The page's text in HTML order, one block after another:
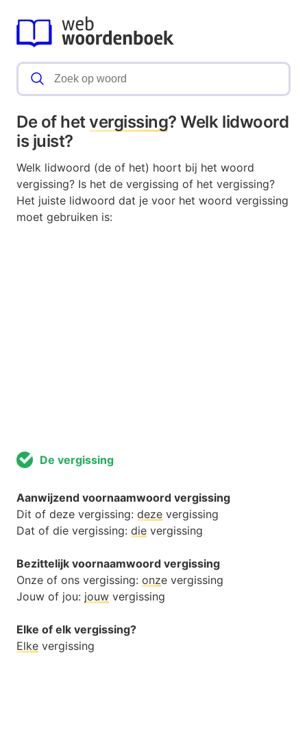
De of hetvergissing? Welk lidwoord
is juist?
Welk lidwoord (de of het) hoort bij het woord
vergissing? Is het de vergissing of het vergissing?
Het juiste lidwoord dat je voor het woord vergissing
moet gebruiken is:
De vergissing
Aanwijzend voornaamwoord vergissing
Dit of deze vergissing: deze vergissing
Dat of die vergissing: die vergissing
Bezittelijk voornaamwoord vergissing
Onze of ons vergissing: onze vergissing
Jouw of jou: jouw vergissing
Elke of elk vergissing?
Elke vergissing